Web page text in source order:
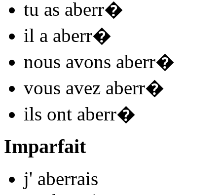
tu as aberr�
il a aberr�
nous avons aberr�
vous avez aberr�
ils ont aberr�
Imparfait
j' aberrais